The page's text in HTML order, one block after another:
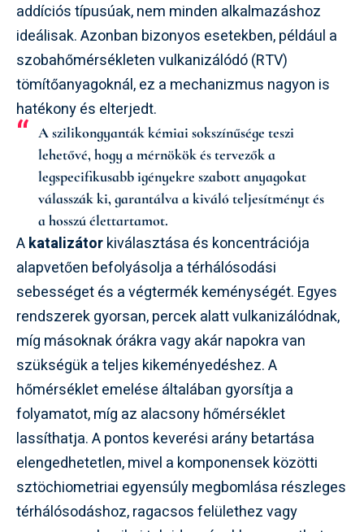
addíciós típusúak, nem minden alkalmazáshoz
ideálisak. Azonban bizonyos esetekben, például a
szobahőmérsékleten vulkanizálódó (RTV)
tömítőanyagoknál, ez a mechanizmus nagyon is
hatékony és elterjedt.
A szilikongyanták kémiai sokszínűsége teszi
lehetővé, hogy a mérnökök és tervezők a
legspecifikusabb igényekre szabott anyagokat
válasszák ki, garantálva a kiváló teljesítményt és
a hosszú élettartamot.
Akatalizátorkiválasztása és koncentrációja
alapvetően befolyásolja a térhálósodási
sebességet és a végtermék keménységét. Egyes
rendszerek gyorsan, percek alatt vulkanizálódnak,
míg másoknak órákra vagy akár napokra van
szükségük a teljes kikeményedéshez. A
hőmérséklet emelése általában gyorsítja a
folyamatot, míg az alacsony hőmérséklet
lassíthatja. A pontos keverési arány betartása
elengedhetetlen, mivel a komponensek közötti
sztöchiometriai egyensúly megbomlása részleges
térhálósodáshoz, ragacsos felülethez vagy